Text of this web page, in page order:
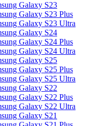
Galaxy S23
Galaxy S23 Plus
Galaxy S23 Ultra
Galaxy S24
Galaxy S24 Plus
Galaxy S24 Ultra
Galaxy S25
Galaxy S25 Plus
Galaxy S25 Ultra
Galaxy S22
Galaxy S22 Plus
Galaxy S22 Ultra
Galaxy S21